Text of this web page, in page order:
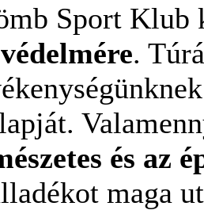
Sport
.
és az
maga